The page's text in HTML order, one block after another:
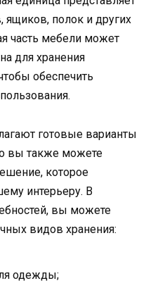
полок и других
часть мебели может
для хранения
обеспечить
готовые варианты
вы также можете
которое
интерьеру. В
вы можете
видов хранения:
одежды;